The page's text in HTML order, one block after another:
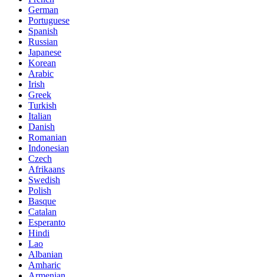
German
Portuguese
Spanish
Russian
Japanese
Korean
Arabic
Irish
Greek
Turkish
Italian
Danish
Romanian
Indonesian
Czech
Afrikaans
Swedish
Polish
Basque
Catalan
Esperanto
Hindi
Lao
Albanian
Amharic